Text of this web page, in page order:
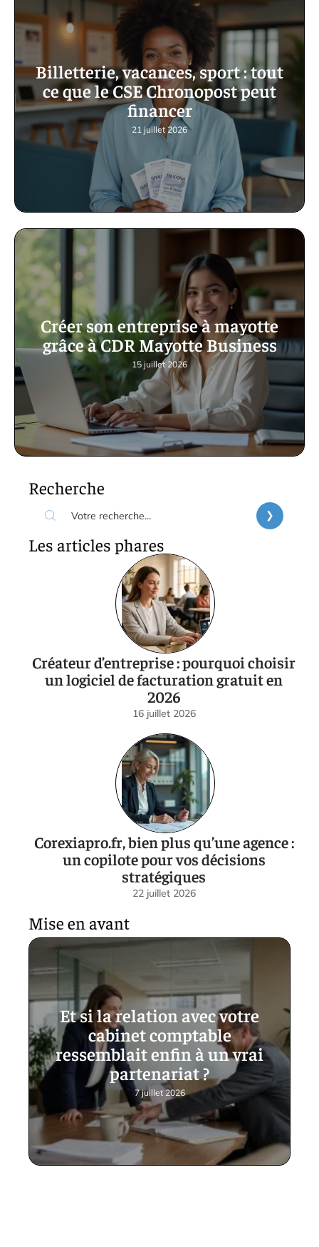
Billetterie, vacances, sport : tout
ce que le CSE Chronopost peut
financer
21 juillet 2026
Créer son entreprise à mayotte
grâce à CDR Mayotte Business
15 juillet 2026
Recherche
Les articles phares
Créateur d’entreprise : pourquoi choisir
un logiciel de facturation gratuit en
2026
16 juillet 2026
Corexiapro.fr, bien plus qu’une agence :
un copilote pour vos décisions
stratégiques
22 juillet 2026
Mise en avant
Et si la relation avec votre
cabinet comptable
ressemblait enfin à un vrai
partenariat ?
7 juillet 2026